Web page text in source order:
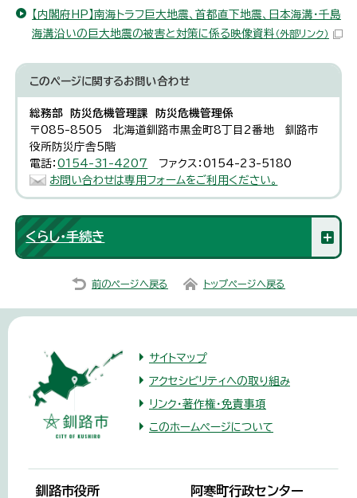
【内閣府HP】南海トラフ巨大地震、首都直下地震、日本海溝・千島
海溝沿いの巨大地震の被害と対策に係る映像資料 （外部リンク）
このページに関するお問い合わせ
総務部 防災危機管理課 防災危機管理係
〒085-8505 北海道釧路市黒金町8丁目2番地 釧路市
役所防災庁舎5階
電話：0154-31-4207
ファクス：0154-23-5180
お問い合わせは専用フォームをご利用ください。
くらし・手続き
前のページへ戻る トップページへ戻る
サイトマップ
アクセシビリティへの取り組み
リンク・著作権・免責事項
このホームページについて
釧路市役所 阿寒町行政センター